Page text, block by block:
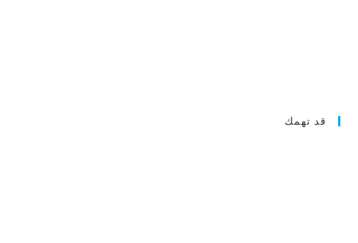
قد تهمك